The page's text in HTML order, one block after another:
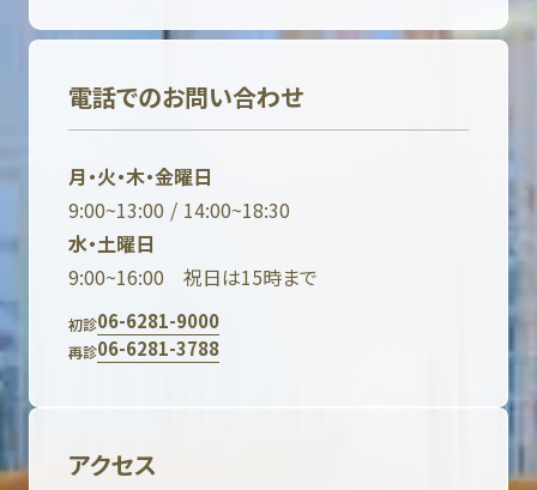
電話でのお問い合わせ
月・火・木・金曜日
9:00~13:00 / 14:00~18:30
水・土曜日
9:00~16:00 祝日は15時まで
初診06-6281-9000
再診06-6281-3788
アクセス